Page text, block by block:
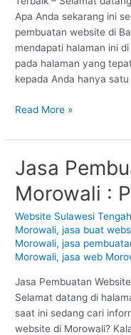
Apa Anda sekarang ini
pembuatan website di
mendapati halaman ini
pada halaman yang
kepada Anda hanya
Read More »
Jasa
Morowali :
Website Sulawesi Tengah
Morowali,jasa buat
Morowali,jasa
Morowali,jasa web
Jasa Pembuatan
Selamat datang di
saat ini sedang cari
website di Morowali?
Jasa
Pembuatan
Website
Morowali
:
Profesional